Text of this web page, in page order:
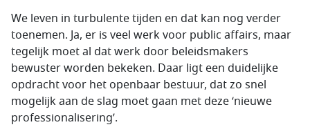
We leven in turbulente tijden en dat kan nog verder
toenemen. Ja, er is veel werk voor public affairs, maar
tegelijk moet al dat werk door beleidsmakers
bewuster worden bekeken. Daar ligt een duidelijke
opdracht voor het openbaar bestuur, dat zo snel
mogelijk aan de slag moet gaan met deze ‘nieuwe
professionalisering’.